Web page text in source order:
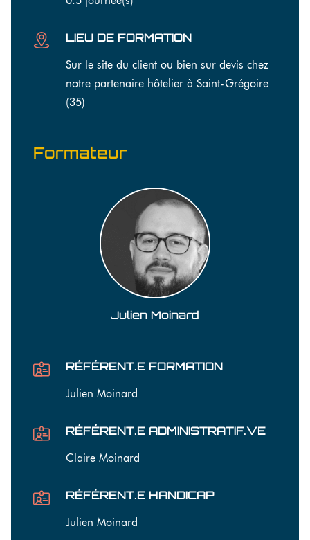
LIEU DE FORMATION
Sur le site du client ou bien sur devis chez
notre partenaire hôtelier à Saint-Grégoire
(35)
Formateur
Julien Moinard
RÉFÉRENT.E FORMATION
Julien Moinard
RÉFÉRENT.E ADMINISTRATIF.VE
Claire Moinard
RÉFÉRENT.E HANDICAP
Julien Moinard